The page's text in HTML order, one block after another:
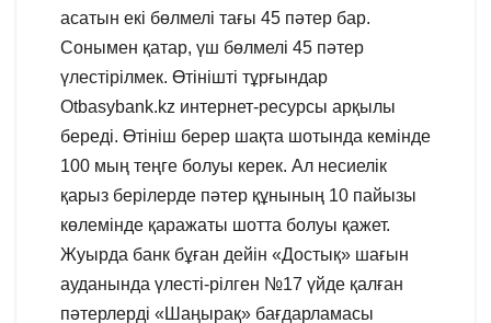
асатын екі бөлмелі тағы 45 пәтер бар.
Сонымен қатар, үш бөлмелі 45 пәтер
үлестірілмек. Өтінішті тұрғындар
Otbasybank.kz интернет-ресурсы арқылы
береді. Өтініш берер шақта шотында кемінде
100 мың теңге болуы керек. Ал несиелік
қарыз берілерде пәтер құнының 10 пайызы
көлемінде қаражаты шотта болуы қажет.
Жуырда банк бұған дейін «Достық» шағын
ауданында үлесті-рілген №17 үйде қалған
пәтерлерді «Шаңырақ» бағдарламасы